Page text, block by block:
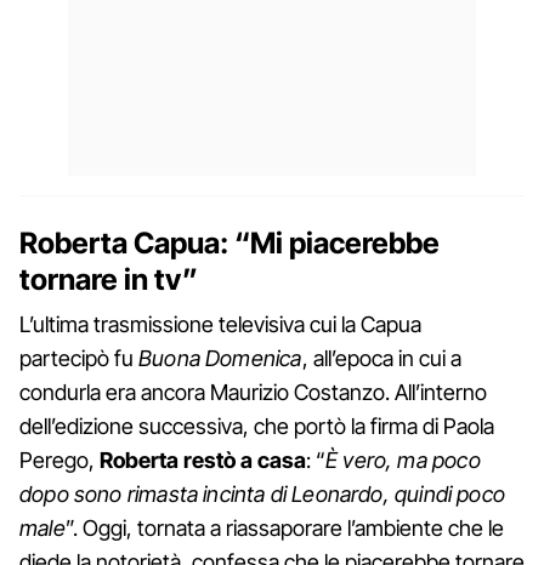
Roberta Capua: “Mi piacerebbe
tornare in tv”
L’ultima trasmissione televisiva cui la Capua
partecipò fu Buona Domenica, all’epoca in cui a
condurla era ancora Maurizio Costanzo. All’interno
dell’edizione successiva, che portò la firma di Paola
Perego, Roberta restò a casa: “È vero, ma poco
dopo sono rimasta incinta di Leonardo, quindi poco
male”. Oggi, tornata a riassaporare l’ambiente che le